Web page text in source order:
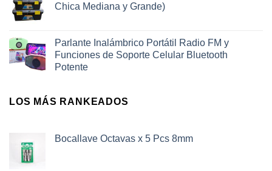
Chica Mediana y Grande)
Parlante Inalámbrico Portátil Radio FM y
Funciones de Soporte Celular Bluetooth
Potente
LOS MÁS RANKEADOS
Bocallave Octavas x 5 Pcs 8mm